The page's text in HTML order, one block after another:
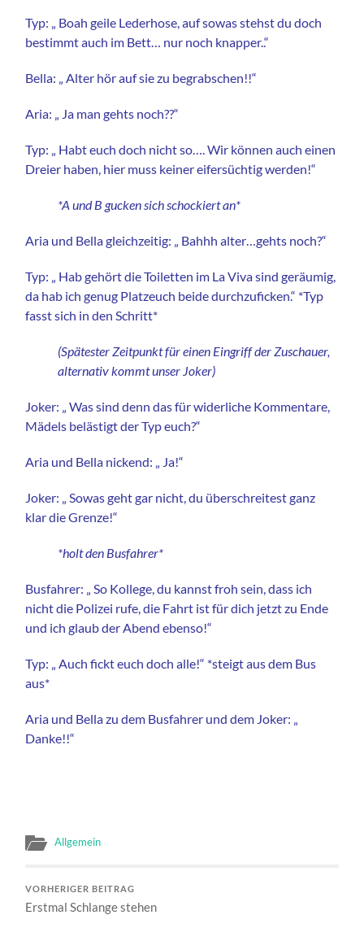
Typ: „ Boah geile Lederhose, auf sowas stehst du doch
bestimmt auch im Bett… nur noch knapper..“
Bella: „ Alter hör auf sie zu begrabschen!!“
Aria: „ Ja man gehts noch??“
Typ: „ Habt euch doch nicht so…. Wir können auch einen
Dreier haben, hier muss keiner eifersüchtig werden!“
*A und B gucken sich schockiert an*
Aria und Bella gleichzeitig: „ Bahhh alter…gehts noch?“
Typ: „ Hab gehört die Toiletten im La Viva sind geräumig,
da hab ich genug Platzeuch beide durchzuficken.“ *Typ
fasst sich in den Schritt*
(Spätester Zeitpunkt für einen Eingriff der Zuschauer,
alternativ kommt unser Joker)
Joker: „ Was sind denn das für widerliche Kommentare,
Mädels belästigt der Typ euch?“
Aria und Bella nickend: „ Ja!“
Joker: „ Sowas geht gar nicht, du überschreitest ganz
klar die Grenze!“
*holt den Busfahrer*
Busfahrer: „ So Kollege, du kannst froh sein, dass ich
nicht die Polizei rufe, die Fahrt ist für dich jetzt zu Ende
und ich glaub der Abend ebenso!“
Typ: „ Auch fickt euch doch alle!“ *steigt aus dem Bus
aus*
Aria und Bella zu dem Busfahrer und dem Joker: „
Danke!!“
Allgemein
VORHERIGER BEITRAG
Erstmal Schlange stehen